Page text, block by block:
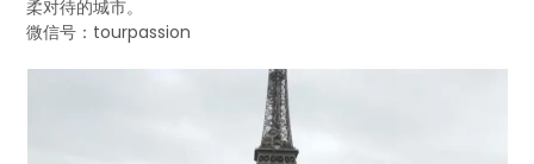
柔对待的城市。
微信号：tourpassion